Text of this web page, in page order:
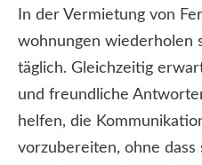
In der Vermietung von
wohnungen wiederholen
täglich. Gleichzeitig
und freundliche
helfen, die
vorzubereiten, ohne